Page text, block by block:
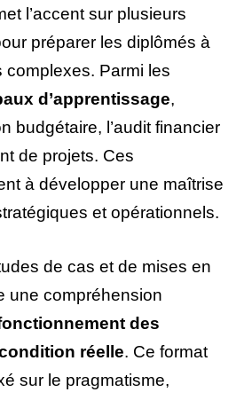
l’accent sur plusieurs
préparer les diplômés à
complexes. Parmi les
d’apprentissage,
budgétaire, l’audit financier
de projets. Ces
à développer une maîtrise
et opérationnels.
de cas et de mises en
une compréhension
des
réelle. Ce format
sur le pragmatisme,